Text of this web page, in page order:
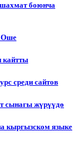
боюнча
Оше
кайтты
среди сайтов
сынагы жүрүүдө
кыргызском языке